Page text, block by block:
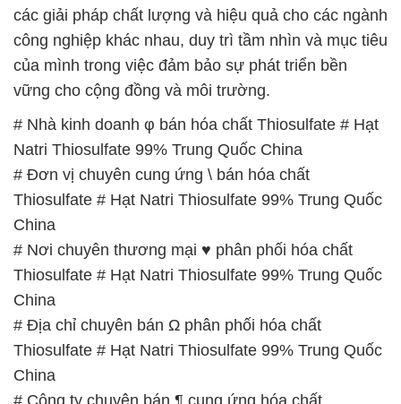
các giải pháp chất lượng và hiệu quả cho các ngành
công nghiệp khác nhau, duy trì tầm nhìn và mục tiêu
của mình trong việc đảm bảo sự phát triển bền
vững cho cộng đồng và môi trường.
# Nhà kinh doanh φ bán hóa chất Thiosulfate # Hạt
Natri Thiosulfate 99% Trung Quốc China
# Đơn vị chuyên cung ứng \ bán hóa chất
Thiosulfate # Hạt Natri Thiosulfate 99% Trung Quốc
China
# Nơi chuyên thương mại ♥ phân phối hóa chất
Thiosulfate # Hạt Natri Thiosulfate 99% Trung Quốc
China
# Địa chỉ chuyên bán Ω phân phối hóa chất
Thiosulfate # Hạt Natri Thiosulfate 99% Trung Quốc
China
# Công ty chuyên bán ¶ cung ứng hóa chất